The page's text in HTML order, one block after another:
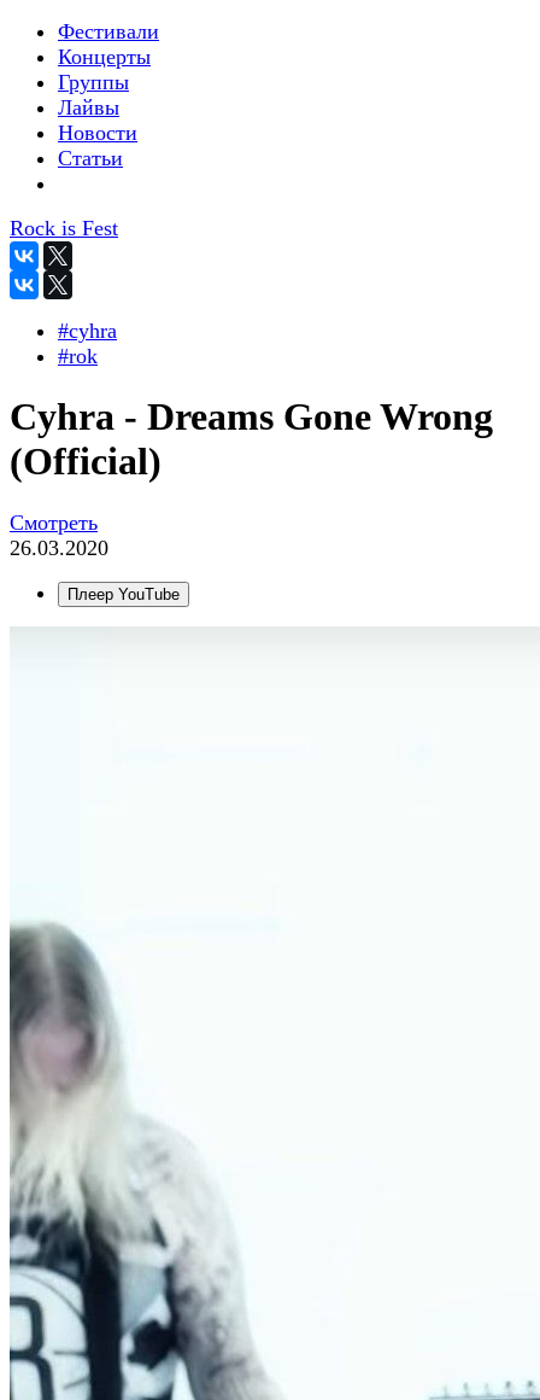
Фестивали
Концерты
Группы
Лайвы
Новости
Статьи
Rock is Fest
#cyhra
#rok
Cyhra - Dreams Gone Wrong
(Official)
Смотреть
26.03.2020
Плеер YouTube